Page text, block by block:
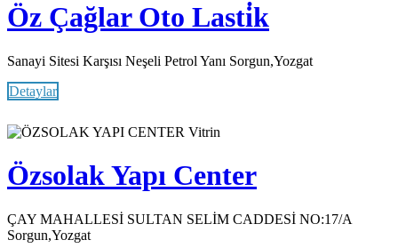
Öz Çağlar Oto Lasti̇k
Sanayi Sitesi Karşısı Neşeli Petrol Yanı Sorgun,Yozgat
Detaylar
Vitrin
Özsolak Yapı Center
ÇAY MAHALLESİ SULTAN SELİM CADDESİ NO:17/A
Sorgun,Yozgat